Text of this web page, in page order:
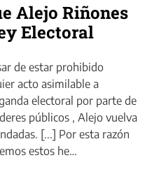
Alejo Riñones
Electoral
de estar prohibido
acto asimilable a
electoral por parte de
públicos , Alejo vuelva
[...] Por esta razón
estos he…